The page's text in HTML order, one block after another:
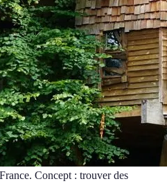
Concept : trouver des